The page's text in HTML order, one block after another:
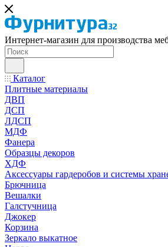
Интернет-магазин для производства
Каталог
Плитные материалы
ДВП
ДСП
ЛДСП
МДФ
Фанера
Образцы декоров
ХДФ
Аксессуары гардеробов и системы
Брючница
Вешалки
Галстучница
Джокер
Корзина
Зеркало выкатное